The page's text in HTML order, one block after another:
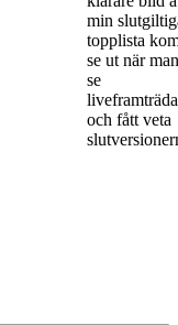
min
topplista
se ut när
se
och fått veta